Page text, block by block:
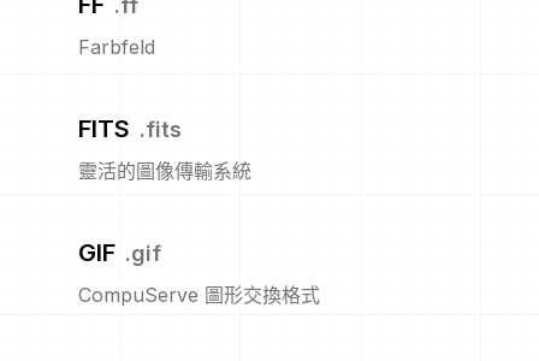
.ff
Farbfeld
FITS .fits
靈活的圖像傳輸系統
GIF .gif
CompuServe 圖形交換格式